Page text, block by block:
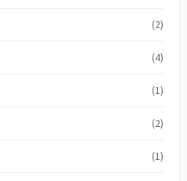
(2)
(4)
(1)
(2)
(1)